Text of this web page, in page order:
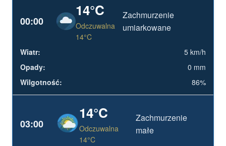
00:00
14°C
Odczuwalna
14°C
Zachmurzenie
umiarkowane
5 km/h
0 mm
86%
03:00
14°C
Odczuwalna
14°C
Zachmurzenie
małe